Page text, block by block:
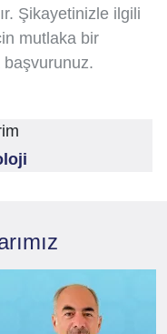
Şikayetinizle ilgili
mutlaka bir
başvurunuz.